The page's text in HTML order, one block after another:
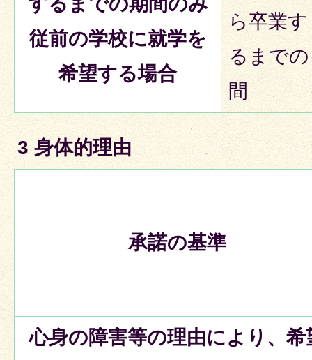
従前の学校に就学を
希望する場合
ら卒業す
るまでの
間
3 身体的理由
承諾の基準
心身の障害等の理由により、希